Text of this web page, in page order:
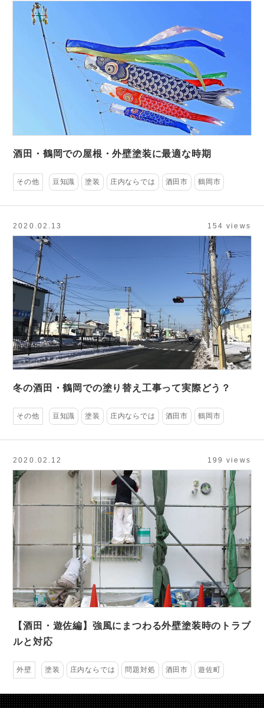
酒田・鶴岡での屋根・外壁塗装に最適な時期
その他 豆知識 塗装 庄内ならでは 酒田市 鶴岡市
2020.02.13 154 views
冬の酒田・鶴岡での塗り替え工事って実際どう？
その他 豆知識 塗装 庄内ならでは 酒田市 鶴岡市
2020.02.12 199 views
【酒田・遊佐編】強風にまつわる外壁塗装時のトラブ
ルと対応
外壁 塗装 庄内ならでは 問題対処 酒田市 遊佐町